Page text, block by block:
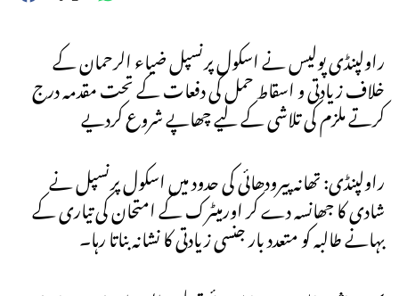
راولپنڈی پولیس نے اسکول پرنسپل ضیاء الرحمان کے
خلاف زیادتی و اسقاط حمل کی دفعات کے تحت مقدمہ درج
کرتے ملزم کی تلاشی کے لیے چھاپے شروع کردیے
راولپنڈی: تھانہ پیرودھائی کی حدود میں اسکول پرنسپل نے
شادی کا جھانسہ دے کر اورمیٹرک کے امتحان کی تیاری کے
بہانے طالبہ کو متعدد بار جنسی زیادتی کا نشانہ بناتا رہا۔